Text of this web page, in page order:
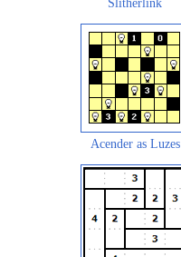
Slitherlink
Acender as Luzes